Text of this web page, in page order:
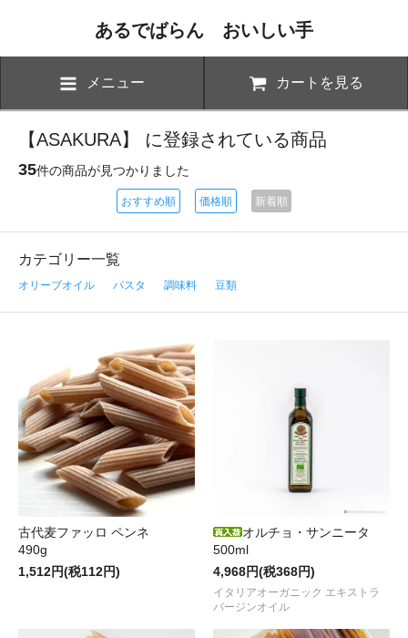
あるでばらん おいしい手
メニュー カートを見る
【ASAKURA】 に登録されている商品
35件の商品が見つかりました
おすすめ順 価格順 新着順
カテゴリー一覧
オリーブオイル パスタ 調味料 豆類
古代麦ファッロ ペンネ
490g
1,512円(税112円)
オルチョ・サンニータ
500ml
4,968円(税368円)
イタリアオーガニック エキストラ
バージンオイル